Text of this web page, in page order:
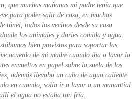
que muchas mañanas mi padre tenía que
para poder salir de casa, en muchas
túnel, todos los vecinos desde su casa
los animales y darles comida y agua.
bien provistos para soportar las
acuerdo de mi madre cuando iba a lavar la
envueltos en papel sobre la suela de los
además llevaba un cubo de agua caliente
en cuando, solía ir a lavar a un manantial
el agua no estaba tan fría.